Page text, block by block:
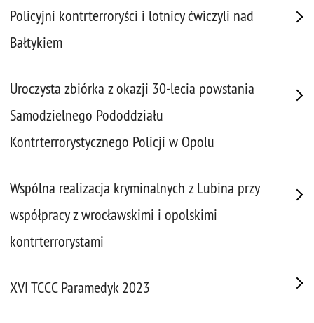
Policyjni kontrterroryści i lotnicy ćwiczyli nad
Bałtykiem
Uroczysta zbiórka z okazji 30-lecia powstania
Samodzielnego Pododdziału
Kontrterrorystycznego Policji w Opolu
Wspólna realizacja kryminalnych z Lubina przy
współpracy z wrocławskimi i opolskimi
kontrterrorystami
XVI TCCC Paramedyk 2023